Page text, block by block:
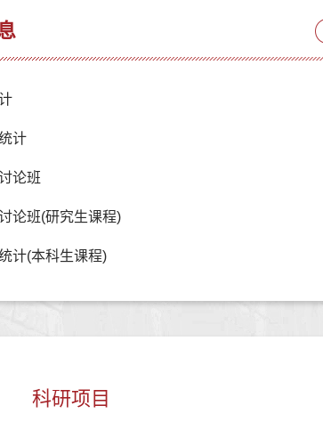
计
论班
论班(研究生课程)
计(本科生课程)
科研项目